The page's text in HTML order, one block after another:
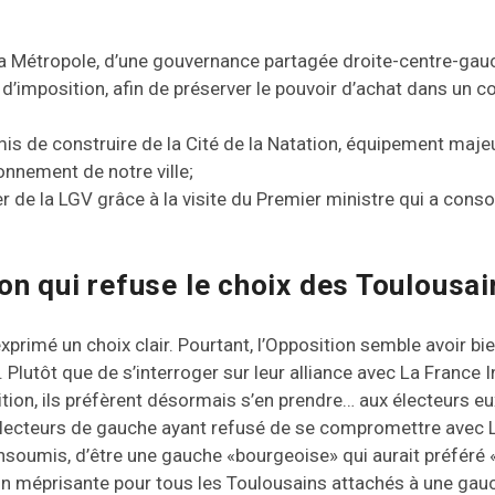
Métropole, d’une gouvernance partagée droite-centre-
afin de préserver le pouvoir d’achat dans un
de construire de la Cité de la Natation, équipement
de notre ville;
de la LGV grâce à la visite du Premier ministre qui a
qui refuse le choix des
un choix clair. Pourtant, l’Opposition semble avoir
que de s’interroger sur leur alliance avec La France
ils préfèrent désormais s’en prendre… aux électeurs
de gauche ayant refusé de se compromettre avec
d’être une gauche «bourgeoise» qui aurait préféré
méprisante pour tous les Toulousains attachés à une